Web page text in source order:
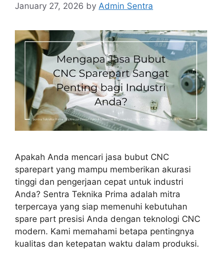
January 27, 2026 by Admin Sentra
Apakah Anda mencari jasa bubut CNC
sparepart yang mampu memberikan akurasi
tinggi dan pengerjaan cepat untuk industri
Anda? Sentra Teknika Prima adalah mitra
terpercaya yang siap memenuhi kebutuhan
spare part presisi Anda dengan teknologi CNC
modern. Kami memahami betapa pentingnya
kualitas dan ketepatan waktu dalam produksi.